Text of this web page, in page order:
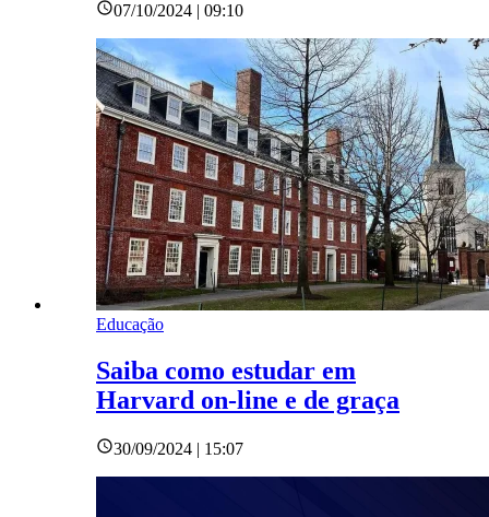
07/10/2024 | 09:10
Educação
Saiba como estudar em
Harvard on-line e de graça
30/09/2024 | 15:07